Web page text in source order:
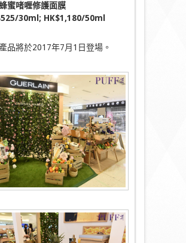
蜜啫喱修護面膜
30ml; HK$1,180/50ml
品將於2017年7月1日登場。